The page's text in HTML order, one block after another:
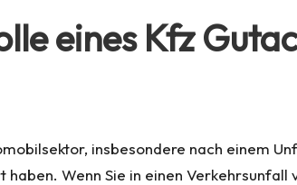
eines Kfz
insbesondere nach einem
Wenn Sie in einen